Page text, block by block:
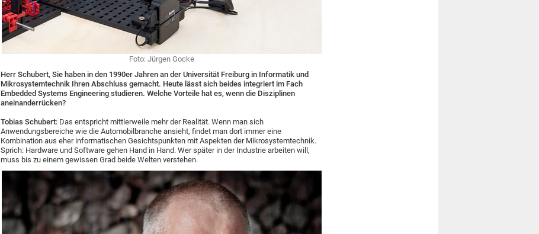
Foto: Jürgen Gocke
Herr Schubert, Sie haben in den 1990er Jahren an der Universität Freiburg in Informatik und
Mikrosystemtechnik Ihren Abschluss gemacht. Heute lässt sich beides integriert im Fach
Embedded Systems Engineering studieren. Welche Vorteile hat es, wenn die Disziplinen
aneinanderrücken?
Tobias Schubert: Das entspricht mittlerweile mehr der Realität. Wenn man sich
Anwendungsbereiche wie die Automobilbranche ansieht, findet man dort immer eine
Kombination aus eher informatischen Gesichtspunkten mit Aspekten der Mikrosystemtechnik.
Sprich: Hardware und Software gehen Hand in Hand. Wer später in der Industrie arbeiten will,
muss bis zu einem gewissen Grad beide Welten verstehen.